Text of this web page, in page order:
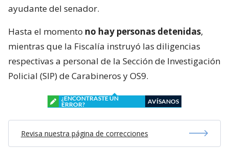
ayudante del senador.
Hasta el momento no hay personas detenidas,
mientras que la Fiscalía instruyó las diligencias
respectivas a personal de la Sección de Investigación
Policial (SIP) de Carabineros y OS9.
¿ENCONTRASTE UN
ERROR?
AVÍSANOS
Revisa nuestra página de correcciones